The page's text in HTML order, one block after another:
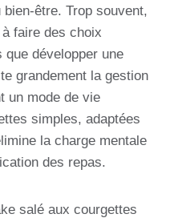
être. Trop souvent,
faire des choix
développer une
grandement la gestion
un mode de vie
simples, adaptées
la charge mentale
des repas.
salé aux courgettes